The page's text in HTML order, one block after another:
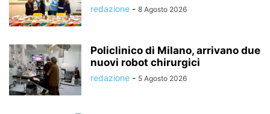
redazione - 8 Agosto 2026
Policlinico di Milano, arrivano due
nuovi robot chirurgici
redazione - 5 Agosto 2026